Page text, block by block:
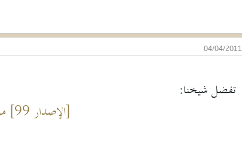
04/04/2011
تفضل شيخنا:
[الإصدار 99] من برمجيات سعود العقيل لخدمة الباحثين.